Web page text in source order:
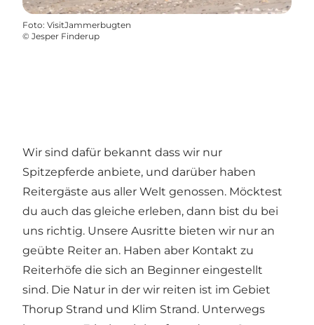
Foto: VisitJammerbugten
© Jesper Finderup
Wir sind dafür bekannt dass wir nur
Spitzepferde anbiete, und darüber haben
Reitergäste aus aller Welt genossen. Möcktest
du auch das gleiche erleben, dann bist du bei
uns richtig. Unsere Ausritte bieten wir nur an
geübte Reiter an. Haben aber Kontakt zu
Reiterhöfe die sich an Beginner eingestellt
sind. Die Natur in der wir reiten ist im Gebiet
Thorup Strand und Klim Strand. Unterwegs